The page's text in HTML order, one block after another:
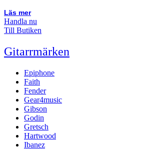
Läs mer
Handla nu
Till Butiken
Gitarrmärken
Epiphone
Faith
Fender
Gear4music
Gibson
Godin
Gretsch
Hartwood
Ibanez